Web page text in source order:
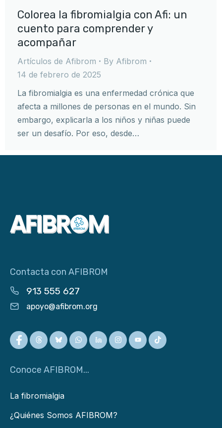
Colorea la fibromialgia con Afi: un
cuento para comprender y
acompañar
Artículos de Afibrom By Afibrom
14 de febrero de 2025
La fibromialgia es una enfermedad crónica que
afecta a millones de personas en el mundo. Sin
embargo, explicarla a los niños y niñas puede
ser un desafío. Por eso, desde…
Contacta con AFIBROM
913 555 627
apoyo@afibrom.org
Conoce AFIBROM...
La fibromialgia
¿Quiénes Somos AFIBROM?